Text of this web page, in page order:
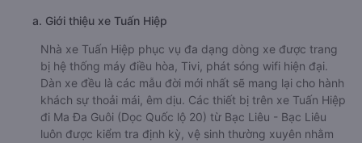
a. Giới thiệu xe Tuấn Hiệp
Nhà xe Tuấn Hiệp phục vụ đa dạng dòng xe được trang
bị hệ thống máy điều hòa, Tivi, phát sóng wifi hiện đại.
Dàn xe đều là các mẫu đời mới nhất sẽ mang lại cho hành
khách sự thoải mái, êm dịu. Các thiết bị trên xe Tuấn Hiệp
đi Ma Đa Guôi (Dọc Quốc lộ 20) từ Bạc Liêu - Bạc Liêu
luôn được kiểm tra định kỳ, vệ sinh thường xuyên nhằm